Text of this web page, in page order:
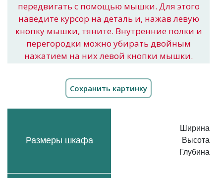
передвигать с помощью мышки. Для этого
наведите курсор на деталь и, нажав левую
кнопку мышки, тяните. Внутренние полки и
перегородки можно убирать двойным
нажатием на них левой кнопки мышки.
Размеры шкафа
Ширина
Высота
Глубина